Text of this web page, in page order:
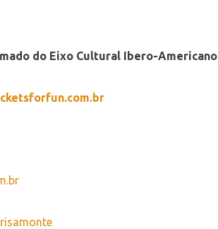
do Eixo Cultural Ibero-Americano